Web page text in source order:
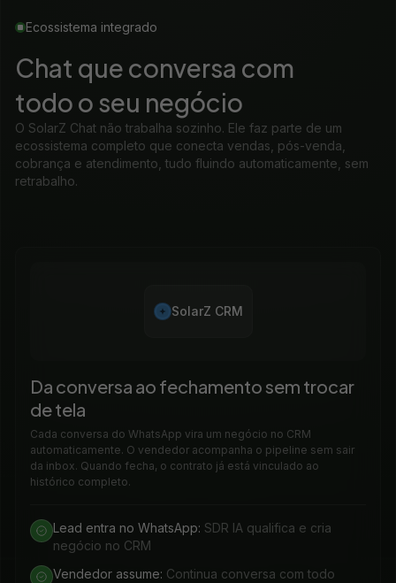
Ecossistema integrado
Chat que conversa com
todo o seu negócio
O SolarZ Chat não trabalha sozinho. Ele faz parte de um
ecossistema completo que conecta vendas, pós-venda,
cobrança e atendimento, tudo fluindo automaticamente, sem
retrabalho.
SolarZ CRM
Da conversa ao fechamento sem trocar
de tela
Cada conversa do WhatsApp vira um negócio no CRM
automaticamente. O vendedor acompanha o pipeline sem sair
da inbox. Quando fecha, o contrato já está vinculado ao
histórico completo.
Lead entra no WhatsApp: SDR IA qualifica e cria
negócio no CRM
Vendedor assume: Continua conversa com todo